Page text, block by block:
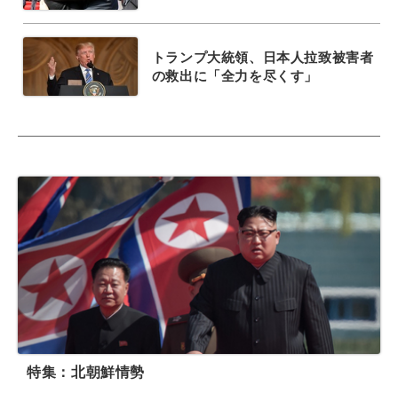
トランプ大統領、日本人拉致被害者
の救出に「全力を尽くす」
特集：北朝鮮情勢